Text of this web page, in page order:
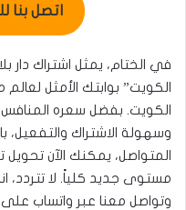
اتصل بنا
الكويت” بوابتك الأمثل
الكويت. بفضل سعره
وسهولة الاشتراك والتفعيل،
المتواصل، يمكنك الآن تحويل
مستوى جديد كلياً. لا تتردد،